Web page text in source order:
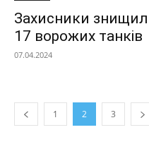
Захисники
17 ворожих танків
07.04.2024
1 2 3